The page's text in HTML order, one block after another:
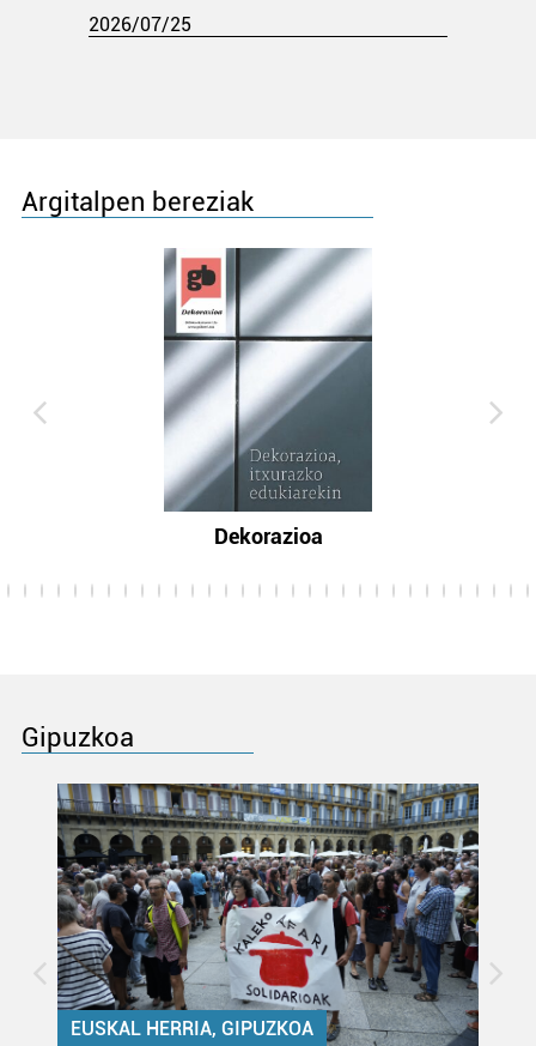
2026/07/25
Argitalpen bereziak
Dekorazioa
Gipuzkoa
EUSKAL HERRIA, GIPUZKOA